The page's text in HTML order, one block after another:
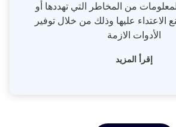
من المخاطر التي تهددها أو
الاعتداء عليها وذلك من خلال توفير
الأدوات الازمة
إقرأ المزيد